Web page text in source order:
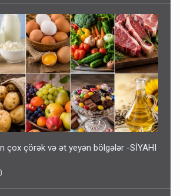
çox çörək və ət yeyən bölgələr -SİYAHI